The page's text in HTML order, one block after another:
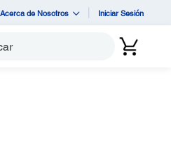
Acerca de Nosotros Iniciar Sesión